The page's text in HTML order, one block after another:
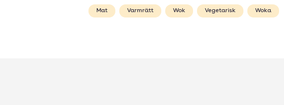
Mat Varmrätt Wok Vegetarisk Woka